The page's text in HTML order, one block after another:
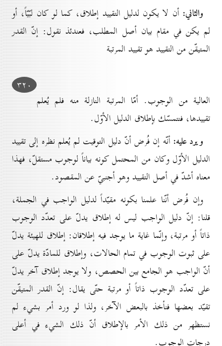
والثاني: أن لا يكون لدليل التقييد إطلاق، كما لو كان لبّيّاً، أو
لم يكن في مقام بيان أصل المطلب، فعندئذ نقول: إنّ القدر
المتيقّن من التقييد هو تقييد المرتبة
۳۲٠
العالية من الوجوب. أمّا المرتبة النازلة منه فلم يُعلم
تقييدها، فنتمسّك بإطلاق الدليل الأوّل.
ويرد عليه: أنّه إن فُرض أنّ دليل التوقيت لم يُعلم نظره إلى تقييد
الدليل الأوّل وكان من المحتمل كونه بياناً لوجوب مستقلّ، فهذا
معناه أشدّ في أصل التقييد وهو أجنبيّ عن المقصود.
وإن فُرض أنّنا علمنا بكونه مقيّداً لدليل الواجب في الجملة،
قلنا: إنّ دليل الواجب ليس له إطلاق يدلّ على تعدّد الوجوب
ذاتاً أو مرتبة، وإنّما غاية ما يوجد فيه إطلاقان: إطلاق للهيئة يدلّ
على ثبوت الوجوب في تمام الحالات، وإطلاق للمادّة يدلّ على
أنّ الواجب هو الجامع بين الحصص، ولا يوجد إطلاق آخر يدلّ
على تعدّد الوجوب ذاتاً أو مرتبة حتّى يقال: إنّ القدر المتيقّن
تقيّد بعضها فنأخذ بالبعض الآخر، ولذا لو ورد أمر بشيء لم
نستظهر من ذلك الأمر بالإطلاق أنّ ذلك الشيء في أعلى
درجات الوجوب.